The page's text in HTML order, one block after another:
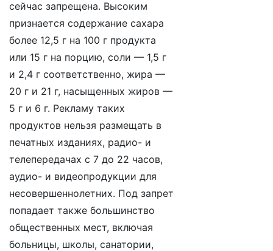
сейчас запрещена. Высоким
признается содержание сахара
более 12,5 г на 100 г продукта
или 15 г на порцию, соли — 1,5 г
и 2,4 г соответственно, жира —
20 г и 21 г, насыщенных жиров —
5 г и 6 г. Рекламу таких
продуктов нельзя размещать в
печатных изданиях, радио- и
телепередачах с 7 до 22 часов,
аудио- и видеопродукции для
несовершеннолетних. Под запрет
попадает также большинство
общественных мест, включая
больницы, школы, санатории,